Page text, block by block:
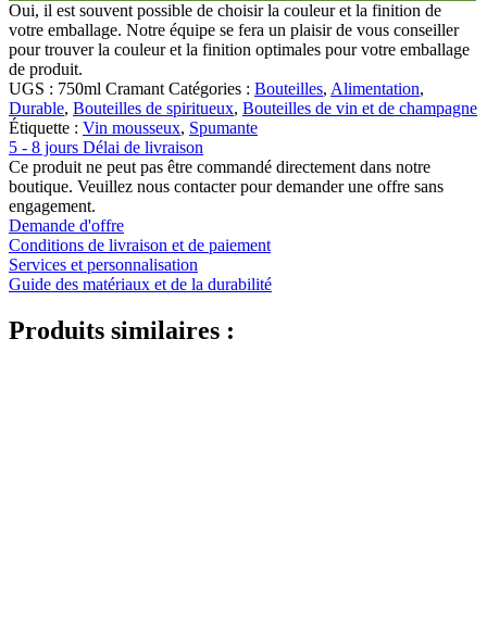
Distributeurs et pompes(30)
Oui, il est souvent possible de choisir la couleur et la finition de
votre emballage. Notre équipe se fera un plaisir de vous conseiller
pour trouver la couleur et la finition optimales pour votre emballage
de produit.
UGS : 750ml Cramant Catégories : Bouteilles, Alimentation,
Durable, Bouteilles de spiritueux, Bouteilles de vin et de champagne
Étiquette : Vin mousseux, Spumante
5 - 8 jours Délai de livraison
Ce produit ne peut pas être commandé directement dans notre
boutique. Veuillez nous contacter pour demander une offre sans
engagement.
Demande d'offre
Conditions de livraison et de paiement
Services et personnalisation
Guide des matériaux et de la durabilité
Produits similaires :